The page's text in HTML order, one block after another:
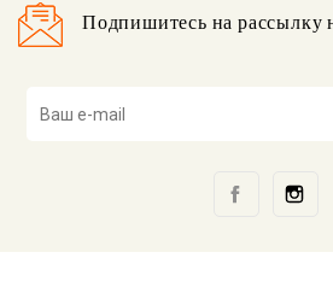
Подпишитесь на рассылку
Facebook